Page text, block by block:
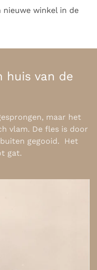
winkel in de
huis van de
maar het
vlam. De fles is door
gegooid. Het
gat.